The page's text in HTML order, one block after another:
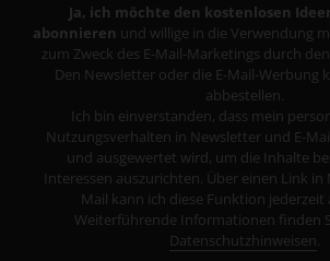
Ja, ich möchte den kostenlosen
abonnieren und willige in die Verwendung
zum Zweck des E-Mail-Marketings durch
Den Newsletter oder die E-Mail-Werbung
abbestellen.
Ich bin einverstanden, dass mein
Nutzungsverhalten in Newsletter und E-
und ausgewertet wird, um die Inhalte
Interessen auszurichten. Über einen Link in
Mail kann ich diese Funktion jederzeit
Weiterführende Informationen finden
Datenschutzhinweisen.